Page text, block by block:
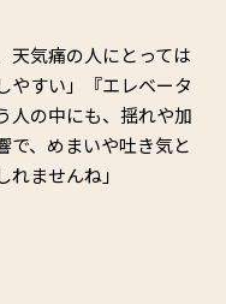
天気痛の人にとっては
やすい」『エレベータ
人の中にも、揺れや加
で、めまいや吐き気と
ませんね」